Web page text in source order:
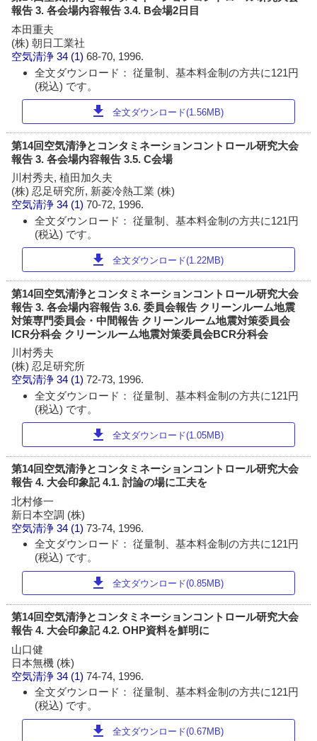
報告 3. 各会場内容報告 3.4. B会場2日目
本田重夫
(株) 朝日工業社
空気清浄 34 (1)68-70, 1996.
全文ダウンロード： 従量制、基本料金制の方共に121円
(税込) です。
download 全文ダウンロード(1.56MB)
第14回空気清浄とコンタミネーションコントロール研究大会
報告 3. 各会場内容報告 3.5. C会場
川村秀夫, 植田加久夫
(株) 忍足研究所, 新菱冷熱工業 (株)
空気清浄 34 (1)70-72, 1996.
全文ダウンロード： 従量制、基本料金制の方共に121円
(税込) です。
download 全文ダウンロード(1.22MB)
第14回空気清浄とコンタミネーションコントロール研究大会
報告 3. 各会場内容報告 3.6. 委員会報告 クリーンルーム地震
対策専門委員会・中間報告 クリーンルーム地震対策委員会
ICR分科会 クリーンルーム地震対策委員会BCR分科会
川村秀夫
(株) 忍足研究所
空気清浄 34 (1)72-73, 1996.
全文ダウンロード： 従量制、基本料金制の方共に121円
(税込) です。
download 全文ダウンロード(1.05MB)
第14回空気清浄とコンタミネーションコントロール研究大会
報告 4. 大会印象記 4.1. 討論の場に工夫を
北村修一
新日本空調 (株)
空気清浄 34 (1)73-74, 1996.
全文ダウンロード： 従量制、基本料金制の方共に121円
(税込) です。
download 全文ダウンロード(0.85MB)
第14回空気清浄とコンタミネーションコントロール研究大会
報告 4. 大会印象記 4.2. OHP資料を鮮明に
山口健
日本無機 (株)
空気清浄 34 (1)74-74, 1996.
全文ダウンロード： 従量制、基本料金制の方共に121円
(税込) です。
download 全文ダウンロード(0.67MB)